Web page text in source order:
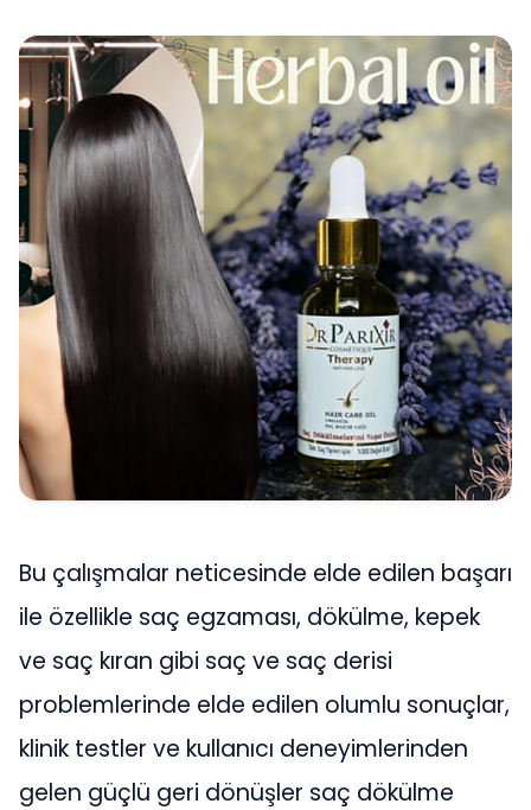
Bu çalışmalar neticesinde elde edilen başarı
ile özellikle saç egzaması, dökülme, kepek
ve saç kıran gibi saç ve saç derisi
problemlerinde elde edilen olumlu sonuçlar,
klinik testler ve kullanıcı deneyimlerinden
gelen güçlü geri dönüşler saç dökülme